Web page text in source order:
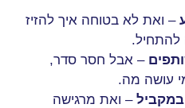
– ואת לא בטוחה איך להזיז
להתחיל.
– אבל חסר סדר,
עושה מה.
– ואת מרגישה